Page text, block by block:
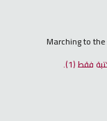
Marching to
فقط(1).